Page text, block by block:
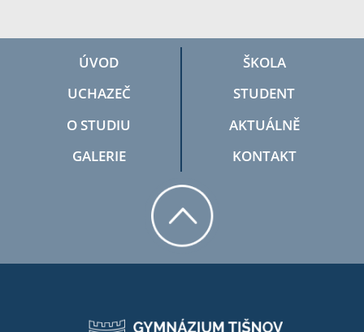
ÚVOD
ŠKOLA
UCHAZEČ
STUDENT
O STUDIU
AKTUÁLNĚ
GALERIE
KONTAKT